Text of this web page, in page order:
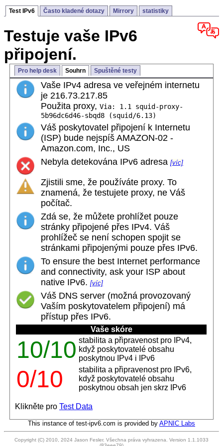
Test IPv6 Často kladené dotazy Mirrory statistiky
Testuje vaše IPv6
připojení.
Pro help desk Souhrn Spuštěné testy
Vaše IPv4 adresa ve veřejném internetu
je 216.73.217.85
Použita proxy, Via: 1.1 squid-proxy-
5b96dc6d46-sbqd8 (squid/6.13)
Váš poskytovatel připojení k Internetu
(ISP) bude nejspíš AMAZON-02 -
Amazon.com, Inc., US
Nebyla detekována IPv6 adresa [víc]
Zjistili sme, že používáte proxy. To
znamená, že testujete proxy, ne Váš
počítač.
Zdá se, že můžete prohlížet pouze
stránky připojené přes IPv4. Váš
prohlížeč se není schopen spojit se
stránkami připojenými pouze přes IPv6.
To ensure the best Internet performance
and connectivity, ask your ISP about
native IPv6. [víc]
Váš DNS server (možná provozovaný
Vaším poskytovatelem připojení) má
přístup přes IPv6.
Vaše skóre
10/10 stabilita a připravenost pro IPv4,
když poskytovatelé obsahu
poskytnou IPv4 i IPv6
0/10
stabilita a připravenost pro IPv6,
když poskytovatelé obsahu
poskytnou obsah jen skrz IPv6
Klikněte pro Test Data
This instance of test-ipv6.com is provided by APNIC Labs
Copyright (C) 2010, 2024 Jason Fesler. Všechna práva vyhrazena. Version 1.1.1033